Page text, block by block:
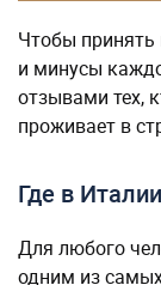
Чтобы
и минусы
отзывами тех,
проживает в
Где в
Для любого
одним из